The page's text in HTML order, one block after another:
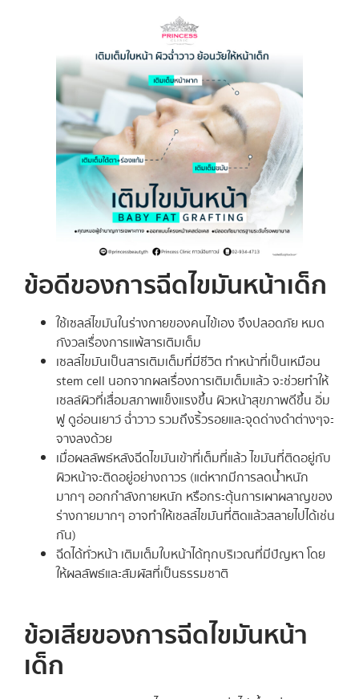
ข้อดีของการฉีดไขมันหน้าเด็ก
ใช้เซลล์ไขมันในร่างกายของคนไข้เอง จึงปลอดภัย หมด
กังวลเรื่องการแพ้สารเติมเต็ม
เซลล์ไขมันเป็นสารเติมเต็มที่มีชีวิต ทำหน้าที่เป็นเหมือน
stem cell นอกจากผลเรื่องการเติมเต็มแล้ว จะช่วยทำให้
เซลล์ผิวที่เสื่อมสภาพแข็งแรงขึ้น ผิวหน้าสุขภาพดีขึ้น อิ่ม
ฟู ดูอ่อนเยาว์ ฉ่ำวาว รวมถึงริ้วรอยและจุดด่างดำต่างๆจะ
จางลงด้วย
เมื่อผลลัพธ์หลังฉีดไขมันเข้าที่เต็มที่แล้ว ไขมันที่ติดอยู่กับ
ผิวหน้าจะติดอยู่อย่างถาวร (แต่หากมีการลดน้ำหนัก
มากๆ ออกกำลังกายหนัก หรือกระตุ้นการเผาผลาญของ
ร่างกายมากๆ อาจทำให้เซลล์ไขมันที่ติดแล้วสลายไปได้เช่น
กัน)
ฉีดได้ทั่วหน้า เติมเต็มใบหน้าได้ทุกบริเวณที่มีปัญหา โดย
ให้ผลลัพธ์และสัมผัสที่เป็นธรรมชาติ
ข้อเสียของการฉีดไขมันหน้า
เด็ก